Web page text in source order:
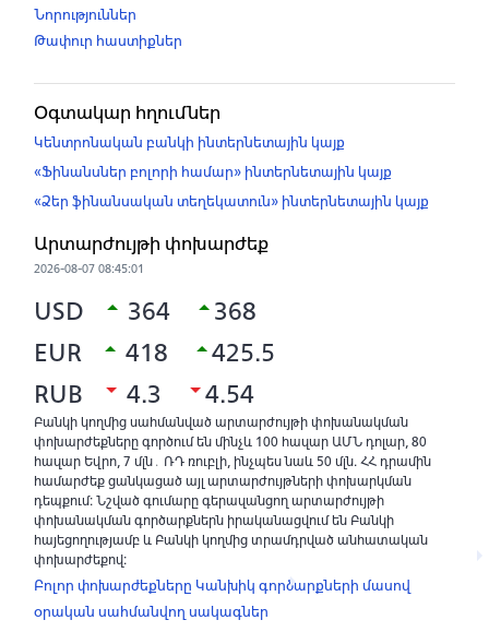
Նորություններ
Թափուր հաստիքներ
Օգտակար հղումներ
Կենտրոնական բանկի ինտերնետային կայք
«Ֆինանսներ բոլորի համար» ինտերնետային կայք
«Ձեր ֆինանսական տեղեկատուն» ինտերնետային կայք
Արտարժույթի փոխարժեք
2026-08-07 08:45:01
USD 364
368
EUR
418
425.5
RUB
4.3 4.54
Բանկի կողմից սահմանված արտարժույթի փոխանակման
փոխարժեքները գործում են մինչև 100 հազար ԱՄՆ դոլար, 80
հազար Եվրո, 7 մլն․ ՌԴ ռուբլի, ինչպես նաև 50 մլն. ՀՀ դրամին
համարժեք ցանկացած այլ արտարժույթների փոխարկման
դեպքում: Նշված գումարը գերազանցող արտարժույթի
փոխանակման գործարքներն իրականացվում են Բանկի
հայեցողությամբ և Բանկի կողմից տրամդրված անհատական
փոխարժեքով:
Բոլոր փոխարժեքները Կանխիկ գործարքների մասով
օրական սահմանվող սակագներ